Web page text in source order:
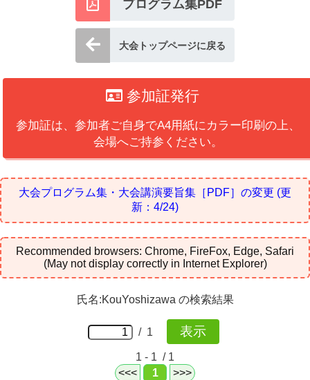
プログラム集PDF
大会トップページに戻る
参加証発行
参加証は、参加者ご自身でA4用紙にカラー印刷の上、
会場へご持参ください。
大会プログラム集・大会講演要旨集［PDF］の変更 (更
新：4/24)
Recommended browsers: Chrome, FireFox, Edge, Safari
(May not display correctly in Internet Explorer)
氏名:KouYoshizawa の検索結果
/ 1
1 - 1 / 1
<<<
1 >>>